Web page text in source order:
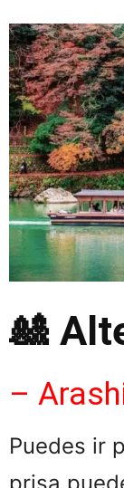
🎎
–
Puedes ir